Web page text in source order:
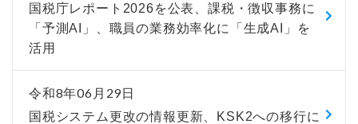
国税庁レポート2026を公表、課税・徴収事務に
「予測AI」、職員の業務効率化に「生成AI」を
活用
令和8年06月29日
国税システム更改の情報更新、KSK2への移行に